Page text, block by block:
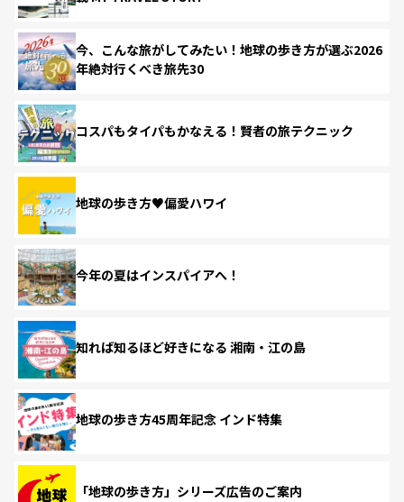
今、こんな旅がしてみたい！地球の歩き方が選ぶ2026
年絶対行くべき旅先30
コスパもタイパもかなえる！賢者の旅テクニック
地球の歩き方♥偏愛ハワイ
今年の夏はインスパイアへ！
知れば知るほど好きになる 湘南・江の島
地球の歩き方45周年記念 インド特集
「地球の歩き方」シリーズ広告のご案内